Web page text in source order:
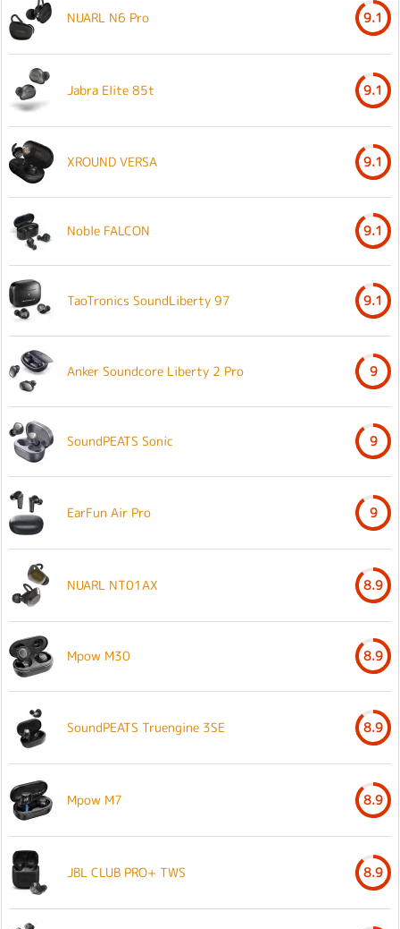
NUARL N6 Pro 9.1
Jabra Elite 85t 9.1
XROUND VERSA 9.1
Noble FALCON 9.1
TaoTronics SoundLiberty 97 9.1
Anker Soundcore Liberty 2 Pro 9
SoundPEATS Sonic 9
EarFun Air Pro 9
NUARL NT01AX 8.9
Mpow M30 8.9
SoundPEATS Truengine 3SE 8.9
Mpow M7 8.9
JBL CLUB PRO+ TWS 8.9